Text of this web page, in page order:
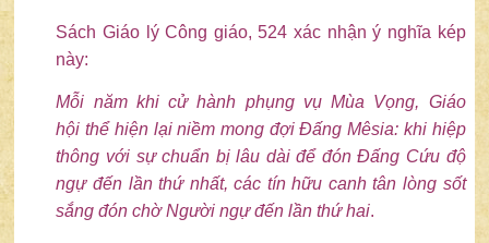
Sách Giáo lý Công giáo, 524 xác nhận ý nghĩa kép
này:
Mỗi năm khi cử hành phụng vụ Mùa Vọng, Giáo
hội thể hiện lại niềm mong đợi Đấng Mêsia: khi hiệp
thông với sự chuẩn bị lâu dài để đón Đấng Cứu độ
ngự đến lần thứ nhất, các tín hữu canh tân lòng sốt
sắng đón chờ Người ngự đến lần thứ hai.